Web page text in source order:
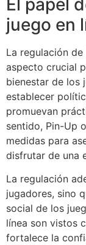
juego en
La regulación
aspecto crucial
bienestar de los
establecer
promuevan
sentido, Pin-Up
medidas para
disfrutar de una
La regulación
jugadores, sino
social de los
línea son vistos
fortalece la